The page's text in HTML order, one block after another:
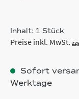
Inhalt: 1 Stück
Preise inkl. MwSt.
Sofort
Werktage